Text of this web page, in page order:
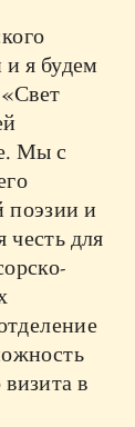
я будем
Мы с
поэзии и
для
в